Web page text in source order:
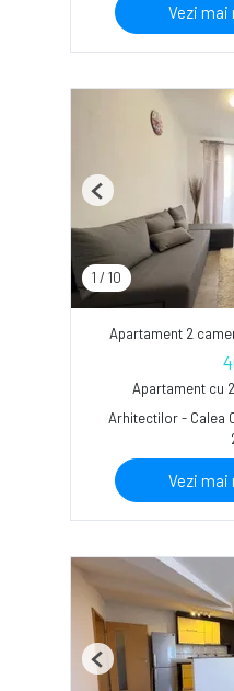
Vezi
1 / 10
Previous
Apartament 2
Apartament cu
Arhitectilor - Calea
Vezi
Previous